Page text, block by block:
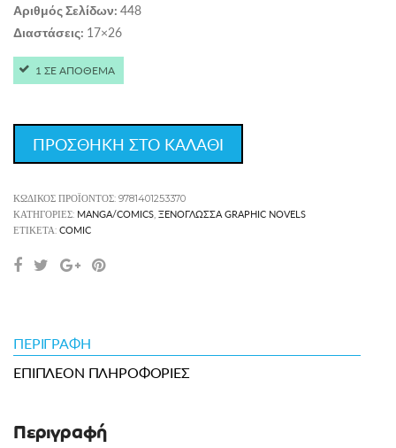
Αριθμός Σελίδων: 448
Διαστάσεις: 17×26
1 ΣΕ ΑΠΟΘΕΜΑ
ΠΡΟΣΘΗΚΗ ΣΤΟ ΚΑΛΑΘΙ
ΚΩΔΙΚΌΣ ΠΡΟΪΌΝΤΟΣ: 9781401253370
ΚΑΤΗΓΟΡΊΕΣ: MANGA/COMICS, ΞΕΝΌΓΛΩΣΣΑ GRAPHIC NOVELS
ΕΤΙΚΈΤΑ: COMIC
ΠΕΡΙΓΡΑΦΉ
ΕΠΙΠΛΈΟΝ ΠΛΗΡΟΦΟΡΊΕΣ
Περιγραφή